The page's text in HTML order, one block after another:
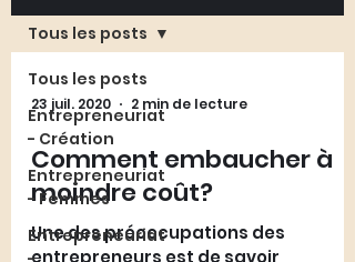
Tous les posts
Entrepreneuriat
- Création
Entrepreneuriat
- Femmes
Entrepreneuriat
Tous les posts
23 juil. 2020 2 min de lecture
Comment embaucher à
moindre coût?
Une des préoccupations des
entrepreneurs est de savoir